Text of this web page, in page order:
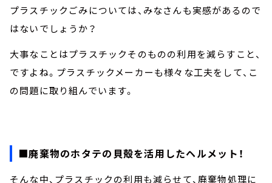
プラスチックごみについては、みなさんも実感があるので
はないでしょうか？
大事なことはプラスチックそのものの利用を減らすこと、
ですよね。プラスチックメーカーも様々な工夫をして、こ
の問題に取り組んでいます。
■廃棄物のホタテの貝殻を活用したヘルメット！
そんな中、プラスチックの利用も減らせて、廃棄物処理に